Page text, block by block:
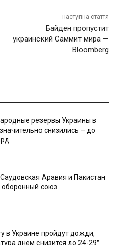
наступна стаття
Байден пропустит
украинский Саммит мира —
Bloomberg
резервы Украины в
снизились – до
Аравия и Пакистан
оборонный союз
в Украине пройдут дожди,
днем снизится до 24-29°